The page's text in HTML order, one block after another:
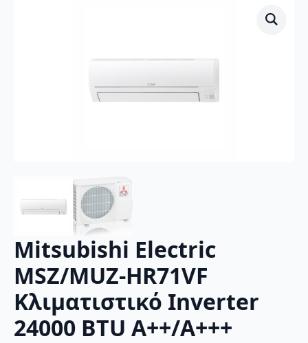
Mitsubishi Electric
MSZ/MUZ-HR71VF
Κλιματιστικό Inverter
24000 BTU A++/A+++